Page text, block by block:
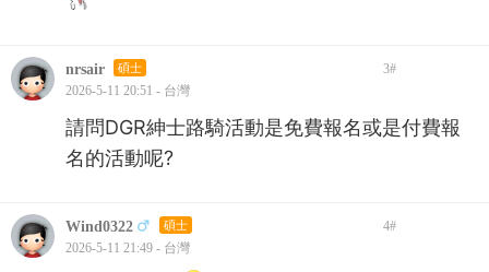
nrsair 碩士 3#
2026-5-11 20:51 - 台灣
請問DGR紳士路騎活動是免費報名或是付費報
名的活動呢?
Wind0322 碩士 4#
2026-5-11 21:49 - 台灣